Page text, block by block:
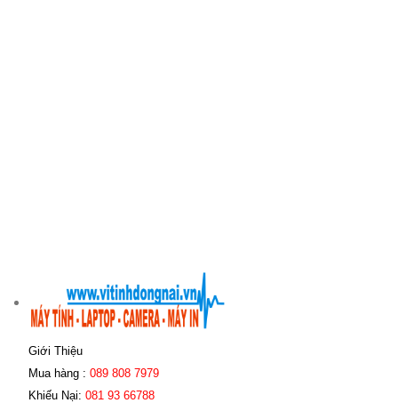
Giới Thiệu
Mua hàng : 089 808 7979
Khiếu Nại: 081 93 66788